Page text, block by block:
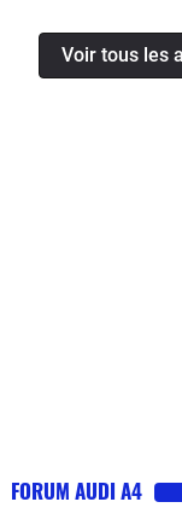
permet d’avoir
Voir tous les
FORUM AUDI A4